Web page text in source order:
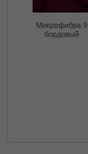
Микрофибра 9
бордовый